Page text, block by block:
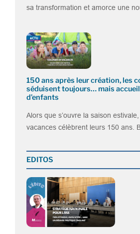
sa transformation et amorce une
150 ans après leur création, les
séduisent toujours… mais
d’enfants
Alors que s’ouvre la saison
vacances célèbrent leurs 150 ans.
EDITOS